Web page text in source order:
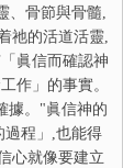
、骨節與骨髓,
祂的活道活靈,
眞信而確認神
作」的事實。
據。"眞信神的
過程」,也能得
心就像要建立